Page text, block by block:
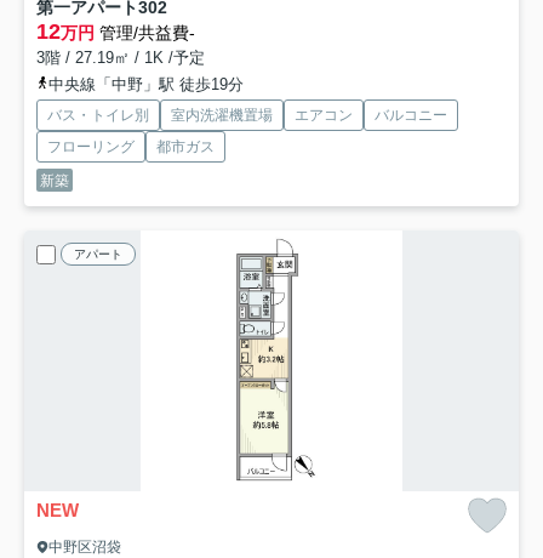
第一アパート302
12万円 管理/共益費-
3階 / 27.19㎡ / 1K /予定
中央線「中野」駅 徒歩19分
バス・トイレ別 室内洗濯機置場 エアコン
バルコニー
フローリング
都市ガス
新築
アパート
NEW
中野区沼袋